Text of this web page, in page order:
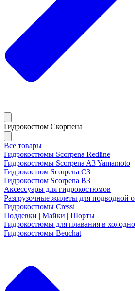
Гидрокостюм Скорпена
Все товары
Гидрокостюмы Scorpena Redline
Гидрокостюмы Scorpena A3 Yamamoto
Гидрокостюм Scorpena C3
Гидрокостюм Scorpena B3
Аксессуары для гидрокостюмов
Разгрузочные жилеты для подводной
Гидрокостюмы Cressi
Поддевки | Майки | Шорты
Гидрокостюмы для плавания в
Гидрокостюмы Beuchat